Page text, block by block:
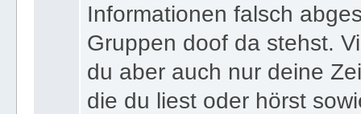
Informationen falsch
Gruppen doof da stehst.
du aber auch nur deine
die du liest oder hörst